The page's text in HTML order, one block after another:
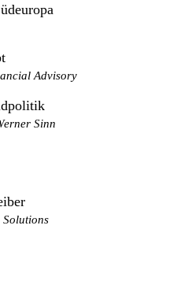
Advisory
Sinn
Solutions